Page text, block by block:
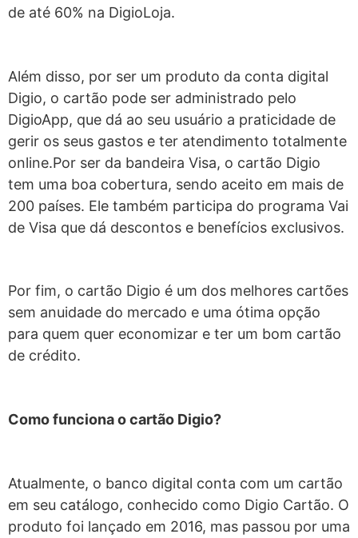
de até 60% na DigioLoja.
Além disso, por ser um produto da conta digital
Digio, o cartão pode ser administrado pelo
DigioApp, que dá ao seu usuário a praticidade de
gerir os seus gastos e ter atendimento totalmente
online.Por ser da bandeira Visa, o cartão Digio
tem uma boa cobertura, sendo aceito em mais de
200 países. Ele também participa do programa Vai
de Visa que dá descontos e benefícios exclusivos.
Por fim, o cartão Digio é um dos melhores cartões
sem anuidade do mercado e uma ótima opção
para quem quer economizar e ter um bom cartão
de crédito.
Como funciona o cartão Digio?
Atualmente, o banco digital conta com um cartão
em seu catálogo, conhecido como Digio Cartão. O
produto foi lançado em 2016, mas passou por uma